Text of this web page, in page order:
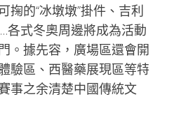
掬的“冰墩墩”掛件、吉利
各式冬奧周邊將成為活動
。據先容，廣場區還會開
驗區、西醫藥展現區等特
事之余清楚中國傳統文